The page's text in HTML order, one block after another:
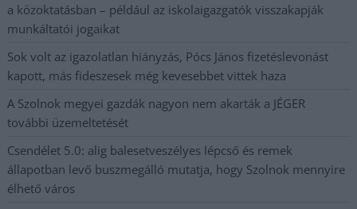
a közoktatásban – például az iskolaigazgatók visszakapják
munkáltatói jogaikat
Sok volt az igazolatlan hiányzás, Pócs János fizetéslevonást
kapott, más fideszesek még kevesebbet vittek haza
A Szolnok megyei gazdák nagyon nem akarták a JÉGER
további üzemeltetését
Csendélet 5.0: alig balesetveszélyes lépcső és remek
állapotban levő buszmegálló mutatja, hogy Szolnok mennyire
élhető város